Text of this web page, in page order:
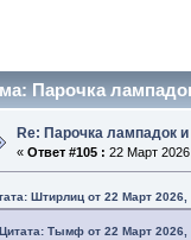
Парочка
Re: Парочка лампадок и
« Ответ #105 : 22 Март
Штирлиц от 22 Март 2026,
Цитата: Тымф от 22 Март 2026,